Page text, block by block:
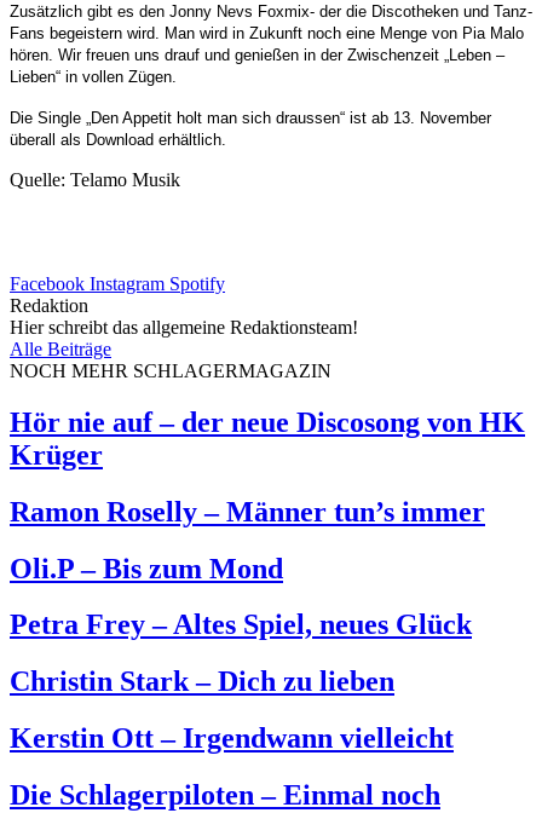
Zusätzlich gibt es den Jonny Nevs Foxmix- der die Discotheken und Tanz-
Fans begeistern wird.
Man wird in Zukunft noch eine Menge von Pia Malo
hören. Wir freuen uns drauf und genießen in der Zwischenzeit „Leben –
Lieben“ in vollen Zügen.
Die Single „Den Appetit holt man sich draussen“ ist ab 13. November
überall als Download erhältlich.
Quelle: Telamo Musik
Facebook Instagram Spotify
Redaktion
Hier schreibt das allgemeine Redaktionsteam!
Alle Beiträge
NOCH MEHR SCHLAGERMAGAZIN
Hör nie auf – der neue Discosong von HK
Krüger
Ramon Roselly – Männer tun’s immer
Oli.P – Bis zum Mond
Petra Frey – Altes Spiel, neues Glück
Christin Stark – Dich zu lieben
Kerstin Ott – Irgendwann vielleicht
Die Schlagerpiloten – Einmal noch